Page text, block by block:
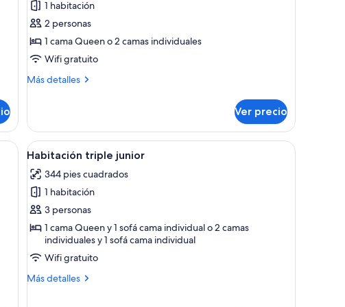
Habitación
superior
1 habitación
2 personas
1 cama Queen o 2 camas individuales
Wifi gratuito
Más detalles
Más
superior
Ver precio
con una cama grande, una mesita de noche y un ventanal con cortinas.
Abrir
todas
las
fotos
de
Habitación
triple
junior
Una habitación de hotel moderna con una
4
Habitación triple junior
344 pies cuadrados
1 habitación
3 personas
1 cama Queen y 1 sofá cama individual o 2 camas
individuales y 1 sofá cama individual
Wifi gratuito
Más detalles
Más